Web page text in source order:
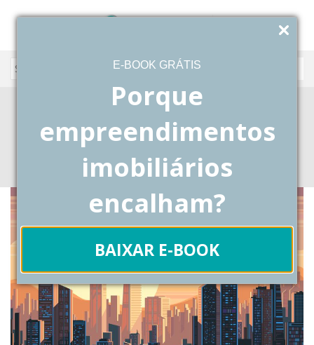
E-BOOK GRÁTIS
Porque
empreendimentos
imobiliários
encalham?
BAIXAR E-BOOK
vendendo terreno para construir